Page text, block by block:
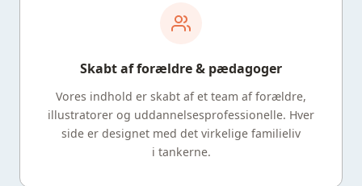
Skabt af forældre & pædagoger
Vores indhold er skabt af et team af forældre,
illustratorer og uddannelsesprofessionelle. Hver
side er designet med det virkelige familieliv
i tankerne.